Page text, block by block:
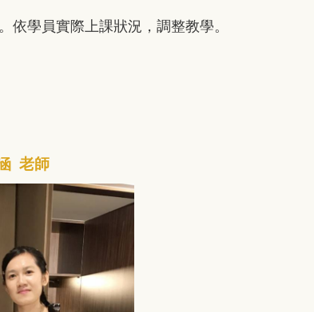
依學員實際上課狀況，調整教學。
老師